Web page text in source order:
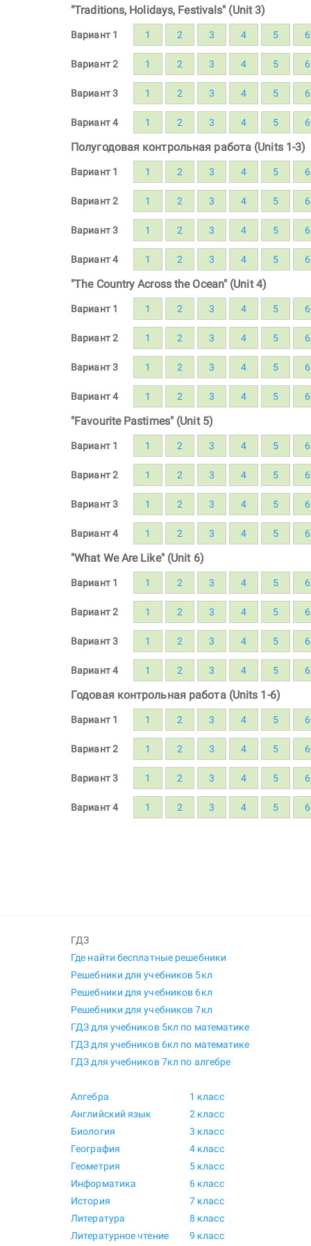
"Traditions, Holidays, Festivals" (Unit 3)
Вариант 1 1 2 3 4 5 6
Вариант 2 1 2 3 4 5 6
Вариант 3 1 2 3 4 5 6
Вариант 4 1 2 3 4 5 6
Полугодовая контрольная работа (Units 1-3)
Вариант 1 1 2 3 4 5 6
Вариант 2 1 2 3 4 5 6
Вариант 3 1 2 3 4 5 6
Вариант 4 1 2 3 4 5 6
"The Country Across the Ocean" (Unit 4)
Вариант 1 1 2 3 4 5 6
Вариант 2 1 2 3 4 5 6
Вариант 3 1 2 3 4 5 6
Вариант 4 1 2 3 4 5 6
"Favourite Pastimes" (Unit 5)
Вариант 1 1 2 3 4 5 6
Вариант 2 1 2 3 4 5 6
Вариант 3 1 2 3 4 5 6
Вариант 4 1 2 3 4 5 6
"What We Are Like" (Unit 6)
Вариант 1 1 2 3 4 5 6
Вариант 2 1 2 3 4 5 6
Вариант 3 1 2 3 4 5 6
Вариант 4 1 2 3 4 5 6
Годовая контрольная работа (Units 1-6)
Вариант 1 1 2 3 4 5 6
Вариант 2 1 2 3 4 5 6
Вариант 3 1 2 3 4 5 6
Вариант 4 1 2 3 4 5 6
ГДЗ
Где найти бесплатные решебники
Решебники для учебников 5кл
Решебники для учебников 6кл
Решебники для учебников 7кл
ГДЗ для учебников 5кл по математике
ГДЗ для учебников 6кл по математике
ГДЗ для учебников 7кл по алгебре
Алгебра
Английский язык
Биология
География
Геометрия
Информатика
История
Литература
Литературное чтение
1 класс
2 класс
3 класс
4 класс
5 класс
6 класс
7 класс
8 класс
9 класс